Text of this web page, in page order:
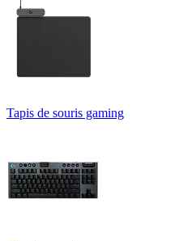
Tapis de souris gaming